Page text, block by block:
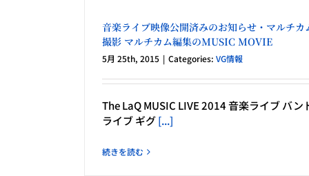
音楽ライブ映像公開済みのお知らせ・マルチカ
撮影 マルチカム編集のMUSIC MOVIE
5月 25th, 2015 | Categories: VG情報
The LaQ MUSIC LIVE 2014 音楽ライブ バン
ライブ ギグ[...]
続きを読む